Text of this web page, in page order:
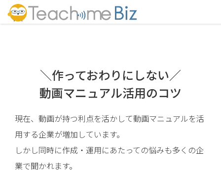
＼作っておわりにしない／
動画マニュアル活用のコツ
現在、動画が持つ利点を活かして動画マニュアルを活
用する企業が増加しています。
しかし同時に作成・運用にあたっての悩みも多くの企
業で聞かれます。